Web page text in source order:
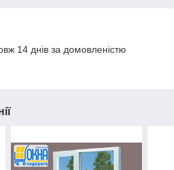
14 днів за домовленістю